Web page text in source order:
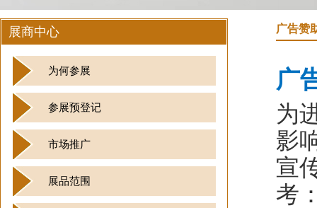
展商中心
为何参展
参展预登记
市场推广
展品范围
广告赞
广
为
影
宣
考